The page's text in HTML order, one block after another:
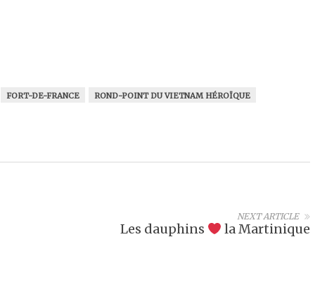
FORT-DE-FRANCE ROND-POINT DU VIETNAM HÉROÏQUE
NEXT ARTICLE
Les dauphins la Martinique